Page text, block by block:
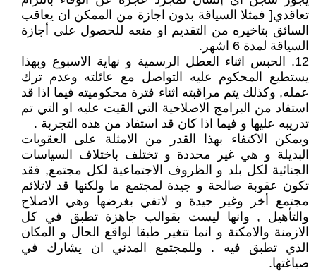
تعاقدي[ فمثلا السياقة بدون اجازة من الممكن ان يعاقب
السائق بتاخيره من التقديم او منعه للحصول على أجازة
السياقة لمدة 6 اشهر.
12. الحبس اثناء العطل الرسمية و نهاية الاسبوع وبهذا
يستطيع المحكوم عليه التواصل مع عائلته وعدم ترك
عمله, وكذلك يتم مراقبته اثناء فترة محكوميته فيما اذا قد
استفاد من البرامج الاصلاحية التي القيت عليه او التي تم
تدريبه عليها و فيما اذا كان قد استفاد من هذه التجربة .
ويمكن الاكتفاء بهذا القدر من الامثلة على العقوبات
البديلة و هي غير محددة و تختلف باختلاف السياسات
الجنائية لكل بلد و الظروف الاجتماعية لكل مجتمع, فقد
تكون عقوبة صالحة و جيدة لمجتمع ما ولكنها قد لاتلائم
مجتمع أخر وغير جيدة و لاتفي بغرضها وهي الاصلاح
والتأهيل , وانها ليست بقوالب جاهزة تطبق في كل
الازمنة والامكنة و انما تتغير طبقا لواقع الحال و المكان
الذي تطبق فيه . وللمجتمع المدني ان يشارك في
صياغتها.